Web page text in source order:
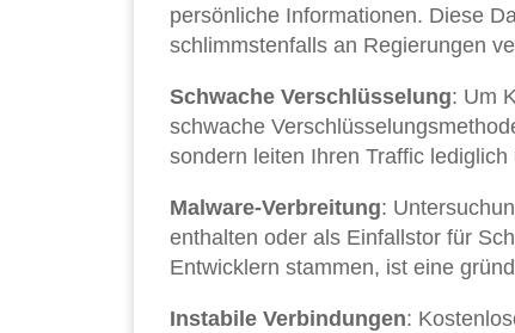
persönliche Informationen. Diese
schlimmstenfalls an Regierungen
Schwache Verschlüsselung: Um
schwache
sondern leiten Ihren Traffic
Malware-Verbreitung:
enthalten oder als Einfallstor für
Entwicklern stammen, ist eine
Instabile Verbindungen: